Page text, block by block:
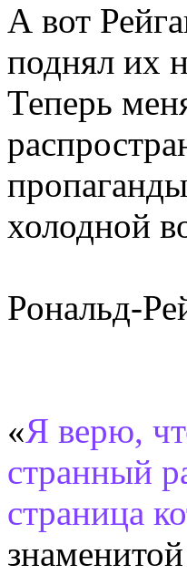
А вот
поднял их
Теперь
холодной
Рональд-
«Я верю,
странный
страница